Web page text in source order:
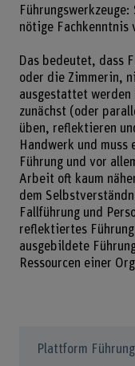
nötige Fachkenntnis
Das bedeutet, dass
oder die Zimmerin,
ausgestattet werden
zunächst (oder
üben, reflektieren
Handwerk und
Führung und vor
Arbeit oft kaum
dem
Fallführung und
reflektiertes
ausgebildete
Ressourcen einer
Plattform